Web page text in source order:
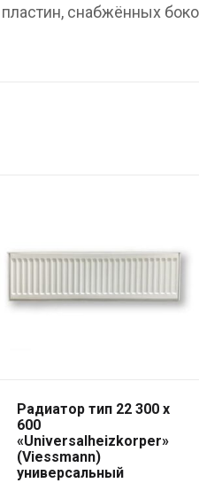
снабжённых
Радиатор тип 22 300 х
600
«Universalheizkorper»
(Viessmann)
универсальный